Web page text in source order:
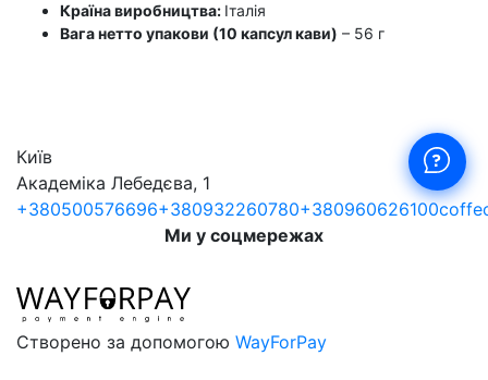
Країна виробництва: Італія
Вага нетто упакови (10 капсул кави) – 56 г
Київ
Академіка Лебедєва, 1
+380500576696+380932260780+380960626100
Ми у соцмережах
Створено за допомогою WayForPay